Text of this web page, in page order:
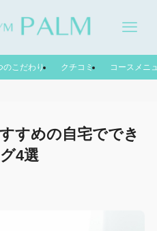
のこだわり クチコミ コースメニ
すめの自宅ででき
4選